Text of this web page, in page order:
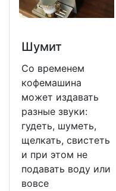
Шумит
Со временем
кофемашина
может издавать
разные звуки:
гудеть, шуметь,
щелкать, свистеть
и при этом не
подавать воду или
вовсе